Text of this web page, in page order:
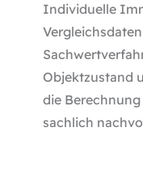
Individuelle
Objektzustand
die
sachlich